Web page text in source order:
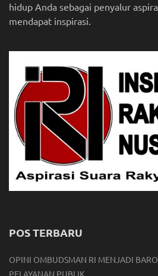
hidup Anda sebagai penyalur
mendapat inspirasi.
POS TERBARU
OPINI OMBUDSMAN RI MENJADI
PELAYANAN PUBLIK